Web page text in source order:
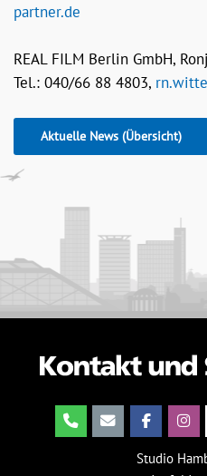
partner.de
REAL FILM Berlin GmbH,
Tel.: 040/66 88 4803,
Aktuelle News (Übersicht)
Studio